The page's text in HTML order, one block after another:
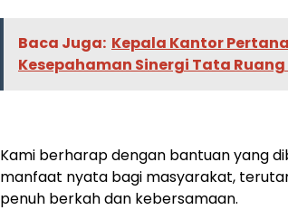
Baca Juga: Kepala Kantor
Kesepahaman Sinergi Tata
Kami berharap dengan bantuan yang
manfaat nyata bagi masyarakat,
penuh berkah dan kebersamaan.